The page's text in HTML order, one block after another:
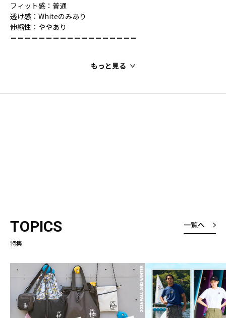
フィット感：普通
透け感：Whiteのみあり
伸縮性：ややあり
＝＝＝＝＝＝＝＝＝＝＝＝＝＝＝＝＝＝
もっと見る
TOPICS
特集
一覧へ